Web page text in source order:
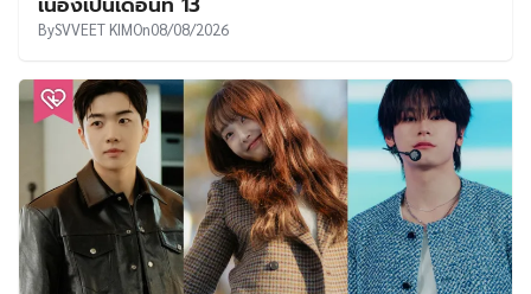
BySVVEET KIMOn08/08/2026